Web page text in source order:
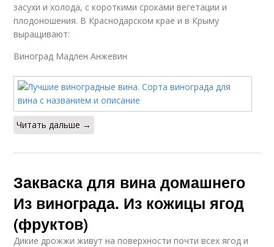
засухи и холода, с короткими сроками вегетации и
плодоношения. В Краснодарском крае и в Крыму
выращивают:
Виноград Мадлен Анжевин
Читать дальше →
Закваска для вина домашнего
Из винограда. Из кожицы ягод
(фруктов)
Дикие дрожжи живут на поверхности почти всех ягод и